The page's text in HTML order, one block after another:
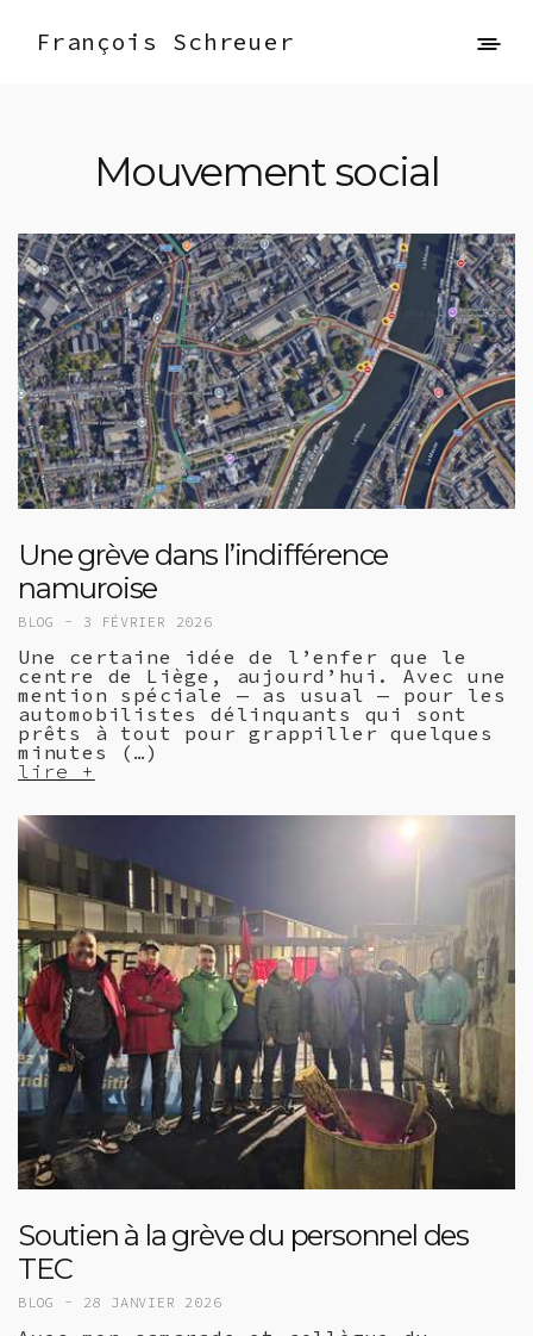
François Schreuer
Mouvement social
Une grève dans l’indifférence
namuroise
BLOG - 3 FÉVRIER 2026
Une certaine idée de l’enfer que le
centre de Liège, aujourd’hui. Avec une
mention spéciale — as usual — pour les
automobilistes délinquants qui sont
prêts à tout pour grappiller quelques
minutes (…)
lire +
Soutien à la grève du personnel des
TEC
BLOG - 28 JANVIER 2026